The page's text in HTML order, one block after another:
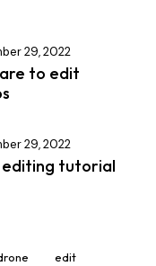
29, 2022
to edit
29, 2022
editing tutorial
edit